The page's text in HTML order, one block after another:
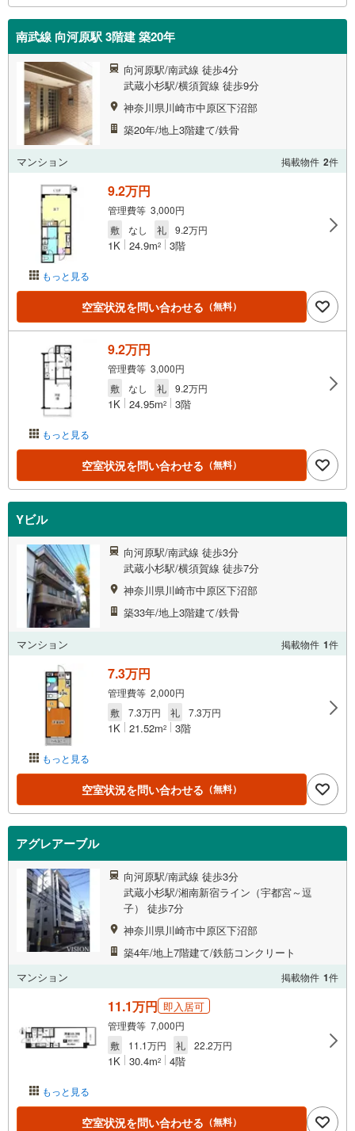
南武線 向河原駅 3階建 築20年
向河原駅/南武線 徒歩4分
武蔵小杉駅/横須賀線 徒歩9分
神奈川県川崎市中原区下沼部
築20年/地上3階建て/鉄骨
マンション 掲載物件 2件
もっと見る
9.2万円
管理費等 3,000円
敷
なし 礼 9.2万円
1K 24.9m2 3階
空室状況を問い合わせる （無料）
もっと見る
9.2万円
管理費等 3,000円
敷
なし 礼 9.2万円
1K 24.95m2 3階
空室状況を問い合わせる （無料）
Yビル
向河原駅/南武線 徒歩3分
武蔵小杉駅/横須賀線 徒歩7分
神奈川県川崎市中原区下沼部
築33年/地上3階建て/鉄骨
マンション 掲載物件 1件
もっと見る
7.3万円
管理費等 2,000円
敷
7.3万円 礼 7.3万円
1K 21.52m2 3階
空室状況を問い合わせる （無料）
アグレアーブル
向河原駅/南武線 徒歩3分
武蔵小杉駅/湘南新宿ライン（宇都宮～逗
子） 徒歩7分
神奈川県川崎市中原区下沼部
築4年/地上7階建て/鉄筋コンクリート
マンション
掲載物件 1件
もっと見る
11.1万円 即入居可
管理費等 7,000円
敷
11.1万円 礼 22.2万円
1K 30.4m2 4階
空室状況を問い合わせる （無料）